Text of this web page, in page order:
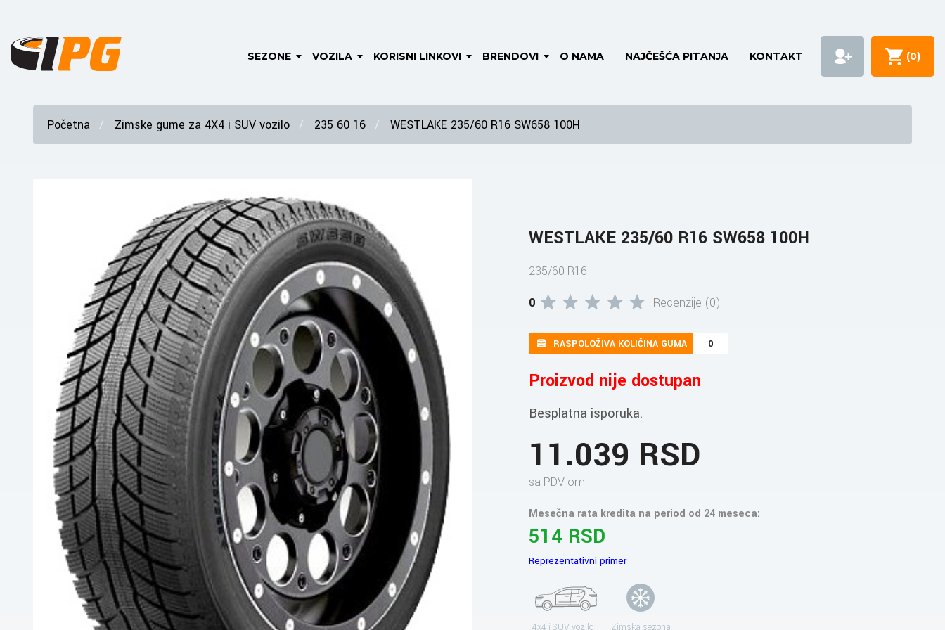
SEZONE VOZILA KORISNI LINKOVI BRENDOVI O NAMA NAJČEŠĆA PITANJA KONTAKT (0)
Početna Zimske gume za 4X4 i SUV vozilo 235 60 16 WESTLAKE 235/60 R16 SW658 100H
WESTLAKE 235/60 R16 SW658 100H
235/60 R16
0
Recenzije (0)
RASPOLOŽIVA KOLIČINA GUMA 0
Proizvod nije dostupan
Besplatna isporuka.
11.039 RSD
sa PDV-om
Mesečna rata kredita na period od 24 meseca:
514 RSD
Reprezentativni primer
4x4 i SUV vozilo Zimska sezona